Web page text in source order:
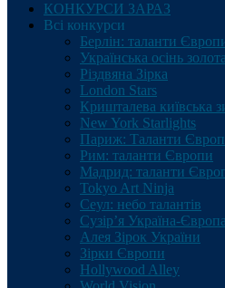
КОНКУРСИ ЗАРАЗ
Всі конкурси
Берлін: таланти
Українська осінь золота
Різдвяна Зірка
London Stars
Кришталева київська
New York Starlights
Париж: Таланти
Рим: таланти Європи
Мадрид: таланти
Tokyo Art Ninja
Сеул: небо талантів
Сузір’я Україна-Європа
Алея Зірок України
Зірки Європи
Hollywood Alley